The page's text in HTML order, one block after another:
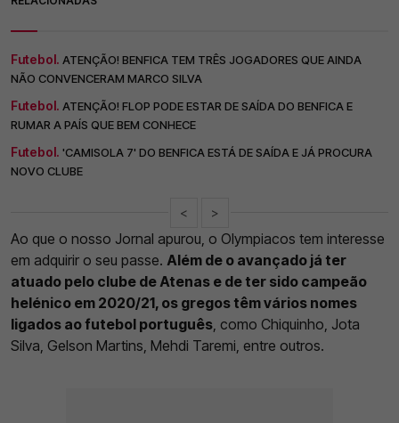
Futebol. ATENÇÃO! BENFICA TEM TRÊS JOGADORES QUE AINDA
NÃO CONVENCERAM MARCO SILVA
Futebol. ATENÇÃO! FLOP PODE ESTAR DE SAÍDA DO BENFICA E
RUMAR A PAÍS QUE BEM CONHECE
Futebol. 'CAMISOLA 7' DO BENFICA ESTÁ DE SAÍDA E JÁ PROCURA
NOVO CLUBE
< >
Ao que o nosso Jornal apurou, o Olympiacos tem interesse
em adquirir o seu passe. Além de o avançado já ter
atuado pelo clube de Atenas e de ter sido campeão
helénico em 2020/21, os gregos têm vários nomes
ligados ao futebol português , como Chiquinho, Jota
Silva, Gelson Martins, Mehdi Taremi, entre outros.